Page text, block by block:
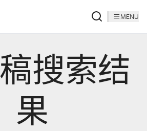
MENU
搜索结
果